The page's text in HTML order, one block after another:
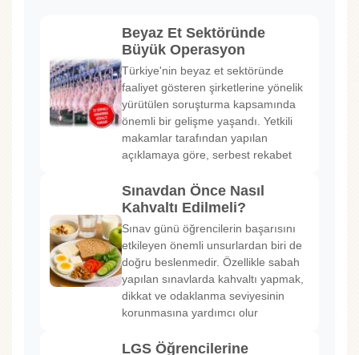
Beyaz Et Sektöründe
Büyük Operasyon
Türkiye'nin beyaz et sektöründe
faaliyet gösteren şirketlerine yönelik
yürütülen soruşturma kapsamında
önemli bir gelişme yaşandı. Yetkili
makamlar tarafından yapılan
açıklamaya göre, serbest rekabet
Sınavdan Önce Nasıl
Kahvaltı Edilmeli?
Sınav günü öğrencilerin başarısını
etkileyen önemli unsurlardan biri de
doğru beslenmedir. Özellikle sabah
yapılan sınavlarda kahvaltı yapmak,
dikkat ve odaklanma seviyesinin
korunmasına yardımcı olur
LGS Öğrencilerine